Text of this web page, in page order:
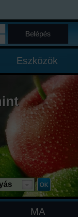
Belépés
Eszközök
MA